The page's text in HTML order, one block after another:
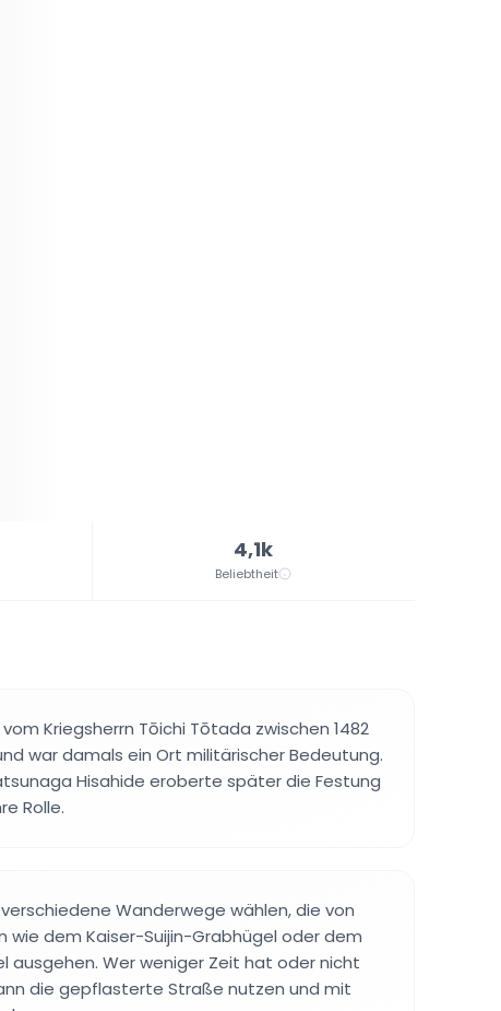
4,1k
Beliebtheit
vom Kriegsherrn Tōichi Tōtada zwischen 1482
war damals ein Ort militärischer Bedeutung.
Hisahide eroberte später die Festung
Rolle.
Wanderwege wählen, die von
wie dem Kaiser-Suijin-Grabhügel oder dem
ausgehen. Wer weniger Zeit hat oder nicht
die gepflasterte Straße nutzen und mit